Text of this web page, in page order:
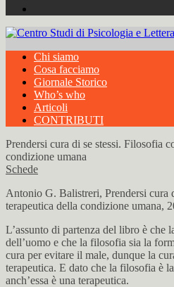
Chi siamo
Cosa facciamo
Giornale Storico
Who’s who
Articoli
CONTRIBUTI
Prendersi cura di se stessi. Filosofia
condizione umana
Schede
Antonio G. Balistreri, Prendersi cura
terapeutica della condizione umana,
L’assunto di partenza del libro è che
dell’uomo e che la filosofia sia la
cura per evitare il male, dunque la
terapeutica. E dato che la filosofia è
anch’essa è una terapeutica.